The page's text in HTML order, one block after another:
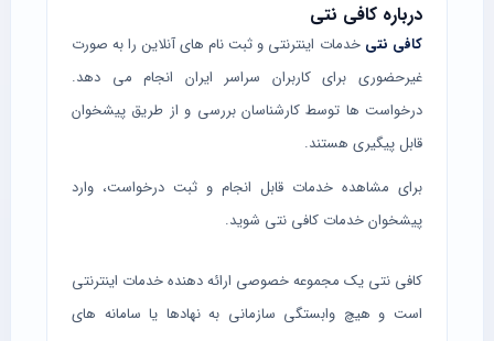
درباره کافی نتی
کافی نتی خدمات اینترنتی و ثبت نام های آنلاین را به صورت
غیرحضوری برای کاربران سراسر ایران انجام می دهد.
درخواست ها توسط کارشناسان بررسی و از طریق پیشخوان
قابل پیگیری هستند.
برای مشاهده خدمات قابل انجام و ثبت درخواست، وارد
پیشخوان خدمات کافی نتی شوید.
کافی نتی یک مجموعه خصوصی ارائه دهنده خدمات اینترنتی
است و هیچ وابستگی سازمانی به نهادها یا سامانه های